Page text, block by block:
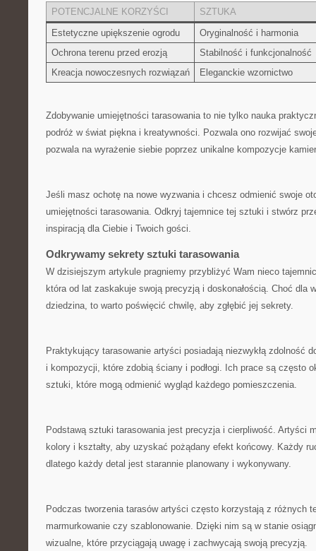
POTENCJALNE KORZYŚCI
SZTUKA
Estetyczne⁤ upiększenie ogrodu
Oryginalność i harmonia
Ochrona terenu przed erozją
Stabilność i funkcjonalność
Kreacja nowoczesnych rozwiązań
Eleganckie wzornictwo
Zdobywanie umiejętności tarasowania to nie tylko nauka
podróż w świat piękna i kreatywności. Pozwala ono rozwijać
pozwala na‌ wyrażenie siebie poprzez unikalne kompozycje
Jeśli masz⁢ ochotę na nowe wyzwania i‌ chcesz odmienić swoje
umiejętności tarasowania. Odkryj tajemnice tej sztuki i stwórz
inspiracją dla Ciebie i Twoich⁣ gości.
Odkrywamy sekrety sztuki tarasowania
W‍ dzisiejszym ‍artykule pragniemy przybliżyć Wam nieco
która od lat‍ zaskakuje swoją precyzją i doskonałością. Choć dla
dziedzina, ‌to warto poświęcić chwilę, aby zgłębić ⁣jej sekrety.
Praktykujący tarasowanie artyści posiadają niezwykłą zdolność
i kompozycji, które zdobią ściany i podłogi. Ich prace są często
sztuki, ⁢które mogą odmienić wygląd‌ każdego pomieszczenia.
Podstawą‍ sztuki ⁤tarasowania jest precyzja i cierpliwość. Artyści
kolory i ‍kształty, aby uzyskać pożądany efekt końcowy. Każdy
dlatego każdy⁤ detal jest starannie planowany i wykonywany.
Podczas tworzenia tarasów artyści często korzystają z różnych
marmurkowanie czy szablonowanie. Dzięki nim są w stanie
wizualne, które⁤ przyciągają ⁣uwagę i zachwycają swoją precyzją.